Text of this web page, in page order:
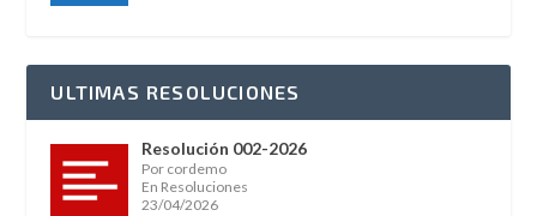
ULTIMAS RESOLUCIONES
Resolución 002-2026
Por cordemo
En Resoluciones
23/04/2026